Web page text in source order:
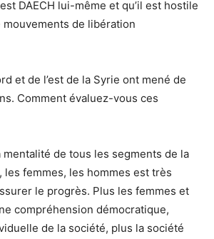
DAECH lui-même et qu’il est hostile
de libération
et de l’est de la Syrie ont mené de
Comment évaluez-vous ces
mentalité de tous les segments de la
les femmes, les hommes est très
le progrès. Plus les femmes et
compréhension démocratique,
de la société, plus la société